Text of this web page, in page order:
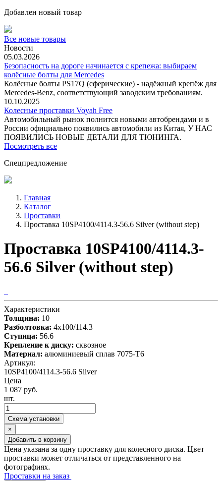
Добавлен новый товар
Все новые товары
Новости
05.03.2026
Безопасность на дороге начинается с крепежа: выбираем
колёсные болты для Mercedes
Колёсные болты PS17Q (сферические) - надёжный крепёж для
Mercedes‑Benz, соответствующий заводским требованиям.
10.10.2025
Колесные проставки Voyah Free
Автомобильный рынок полнится новыми автобрендами и в
России официально появились автомобили из Китая, У НАС
ПОЯВИЛИСЬ НОВЫЕ ДЕТАЛИ ДЛЯ ТЮНИНГА.
Посмотреть все
Спецпредложение
Главная
Каталог
Проставки
Проставка 10SP4100/4114.3-56.6 Silver (without step)
Проставка 10SP4100/4114.3-
56.6 Silver (without step)
Характеристики
Толщина: 10
Разболтовка: 4x100/114.3
Ступица: 56.6
Крепление к диску: сквозное
Материал: алюминиевый сплав 7075-T6
Артикул:
10SP4100/4114.3-56.6 Silver
Цена
1 087 руб.
шт.
Схема установки
×
Добавить в корзину
Цена указана за одну проставку для колесного диска. Цвет
проставки может отличаться от представленного на
фотографиях.
Проставки на заказ